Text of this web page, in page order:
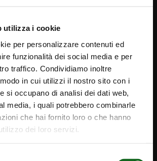
utilizza i cookie
per personalizzare contenuti ed
funzionalità dei social media e per
traffico. Condividiamo inoltre
in cui utilizzi il nostro sito con i
si occupano di analisi dei dati web,
media, i quali potrebbero combinarle
che hai fornito loro o che hanno
dei loro servizi.